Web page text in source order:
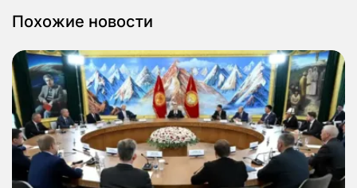
Похожие новости